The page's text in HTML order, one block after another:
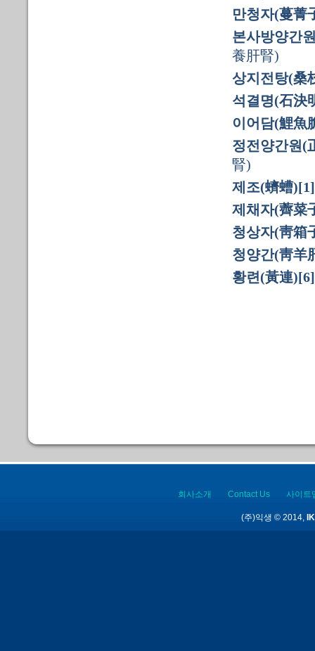
만청자(蔓菁
본사방양간
養肝腎)
상지전탕(桑
석결명(石決
이어담(鯉魚
정전양간원(
腎)
제조(蠐螬)[1]
제채자(薺菜
청상자(靑箱
청양간(靑羊
황련(黃連)[6]
회사소개 Contact Us 사이트
(주)익생 © 2014,